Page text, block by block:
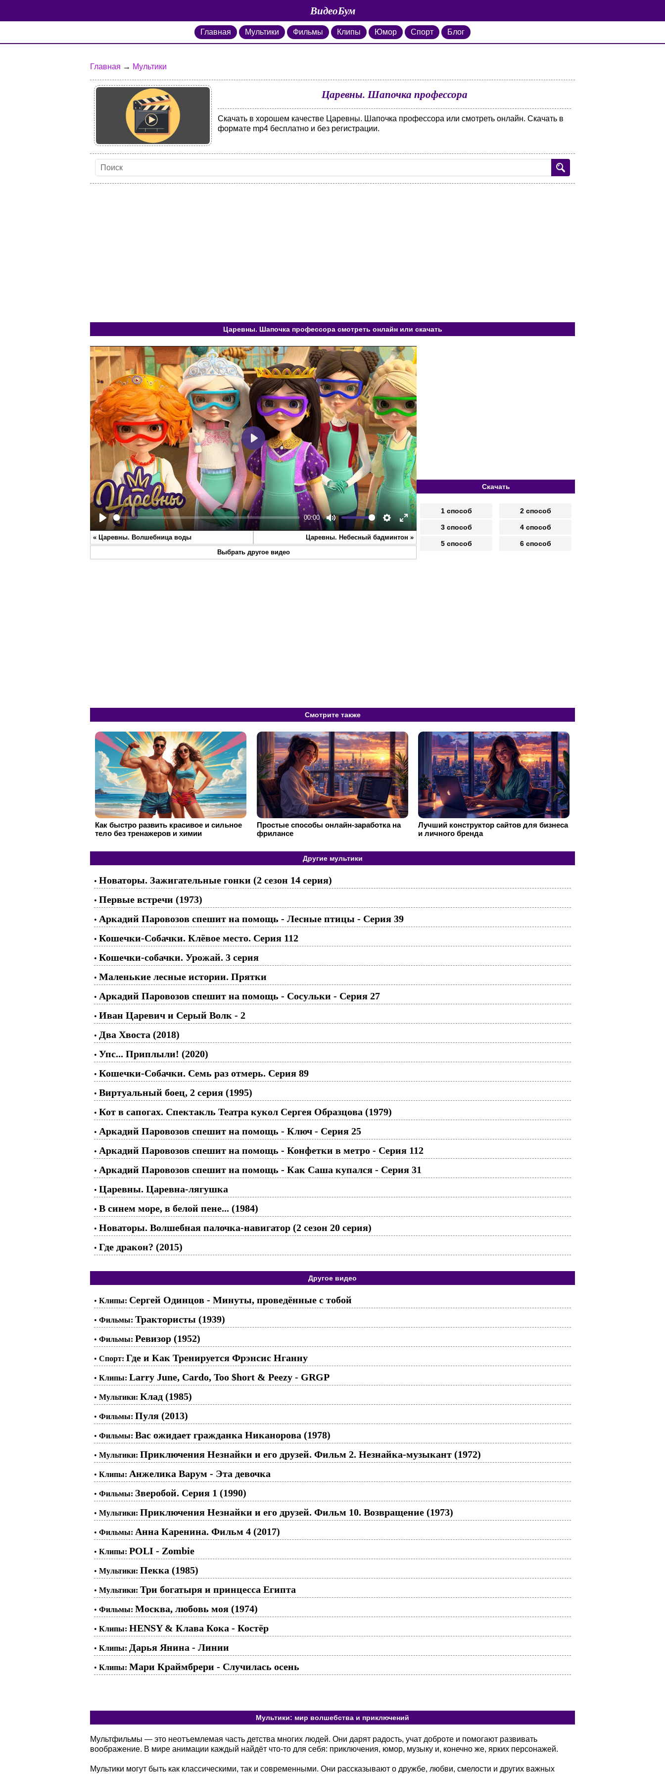
ВидеоБум
Главная Мультики Фильмы Клипы Юмор Спорт Блог
Главная → Мультики
Царевны. Шапочка профессора
Скачать в хорошем качестве Царевны. Шапочка профессора или смотреть онлайн. Скачать в
формате mp4 бесплатно и без регистрации.
Царевны. Шапочка профессора смотреть онлайн или скачать
Play
00:00
Mute Settings
Enter
fullscreen
Play
« Царевны. Волшебница воды Царевны. Небесный бадминтон »
Выбрать другое видео
Скачать
1 способ 2 способ
3 способ 4 способ
5 способ 6 способ
Смотрите также
Как быстро развить красивое и сильное
тело без тренажеров и химии
Простые способы онлайн-заработка на
фрилансе
Лучший конструктор сайтов для бизнеса
и личного бренда
Другие мультики
• Новаторы. Зажигательные гонки (2 сезон 14 серия)
• Первые встречи (1973)
• Аркадий Паровозов спешит на помощь - Лесные птицы - Серия 39
• Кошечки-Собачки. Клёвое место. Серия 112
• Кошечки-собачки. Урожай. 3 серия
• Маленькие лесные истории. Прятки
• Аркадий Паровозов спешит на помощь - Сосульки - Серия 27
• Иван Царевич и Серый Волк - 2
• Два Хвоста (2018)
• Упс... Приплыли! (2020)
• Кошечки-Собачки. Семь раз отмерь. Серия 89
• Виртуальный боец, 2 серия (1995)
• Кот в сапогах. Спектакль Театра кукол Сергея Образцова (1979)
• Аркадий Паровозов спешит на помощь - Ключ - Серия 25
• Аркадий Паровозов спешит на помощь - Конфетки в метро - Серия 112
• Аркадий Паровозов спешит на помощь - Как Саша купался - Серия 31
• Царевны. Царевна-лягушка
• В синем море, в белой пене... (1984)
• Новаторы. Волшебная палочка-навигатор (2 сезон 20 серия)
• Где дракон? (2015)
Другое видео
• Клипы: Сергей Одинцов - Минуты, проведённые с тобой
• Фильмы: Трактористы (1939)
• Фильмы: Ревизор (1952)
• Спорт: Где и Как Тренируется Фрэнсис Нганну
• Клипы: Larry June, Cardo, Too $hort & Peezy - GRGP
• Мультики: Клад (1985)
• Фильмы: Пуля (2013)
• Фильмы: Вас ожидает гражданка Никанорова (1978)
• Мультики: Приключения Незнайки и его друзей. Фильм 2. Незнайка-музыкант (1972)
• Клипы: Анжелика Варум - Эта девочка
• Фильмы: Зверобой. Серия 1 (1990)
• Мультики: Приключения Незнайки и его друзей. Фильм 10. Возвращение (1973)
• Фильмы: Анна Каренина. Фильм 4 (2017)
• Клипы: POLI - Zombie
• Мультики: Пекка (1985)
• Мультики: Три богатыря и принцесса Египта
• Фильмы: Москва, любовь моя (1974)
• Клипы: HENSY & Клава Кока - Костёр
• Клипы: Дарья Янина - Линии
• Клипы: Мари Краймбрери - Случилась осень
Мультики: мир волшебства и приключений
Мультфильмы — это неотъемлемая часть детства многих людей. Они дарят радость, учат доброте и помогают развивать
воображение. В мире анимации каждый найдёт что-то для себя: приключения, юмор, музыку и, конечно же, ярких персонажей.
Мультики могут быть как классическими, так и современными. Они рассказывают о дружбе, любви, смелости и других важных